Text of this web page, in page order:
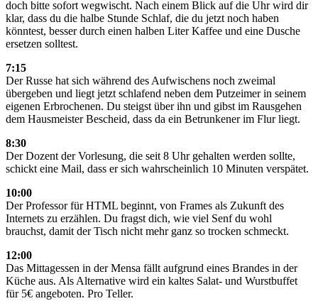
doch bitte sofort wegwischt. Nach einem Blick auf die Uhr wird dir
klar, dass du die halbe Stunde Schlaf, die du jetzt noch haben
könntest, besser durch einen halben Liter Kaffee und eine Dusche
ersetzen solltest.
7:15
Der Russe hat sich während des Aufwischens noch zweimal
übergeben und liegt jetzt schlafend neben dem Putzeimer in seinem
eigenen Erbrochenen. Du steigst über ihn und gibst im Rausgehen
dem Hausmeister Bescheid, dass da ein Betrunkener im Flur liegt.
8:30
Der Dozent der Vorlesung, die seit 8 Uhr gehalten werden sollte,
schickt eine Mail, dass er sich wahrscheinlich 10 Minuten verspätet.
10:00
Der Professor für HTML beginnt, von Frames als Zukunft des
Internets zu erzählen. Du fragst dich, wie viel Senf du wohl
brauchst, damit der Tisch nicht mehr ganz so trocken schmeckt.
12:00
Das Mittagessen in der Mensa fällt aufgrund eines Brandes in der
Küche aus. Als Alternative wird ein kaltes Salat- und Wurstbuffet
für 5€ angeboten. Pro Teller.